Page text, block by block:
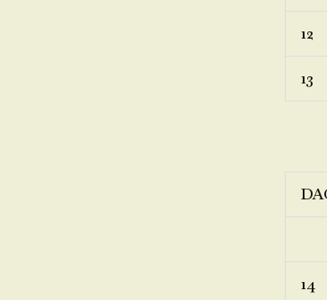
12
13
14